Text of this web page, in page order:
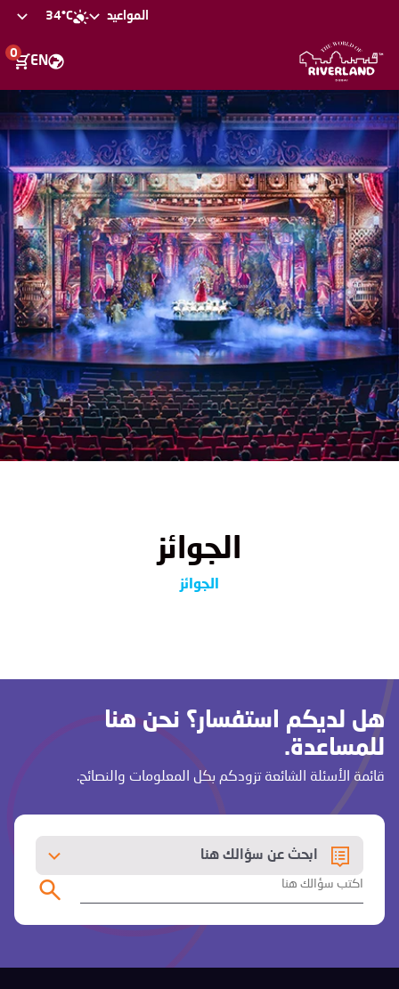
34°C المواعيد
EN
0
الجوائز
الجوائز
هل لديكم استفسار؟ نحن هنا
للمساعدة.
قائمة الأسئلة الشائعة تزودكم بكل المعلومات والنصائح.
ابحث عن سؤالك هنا